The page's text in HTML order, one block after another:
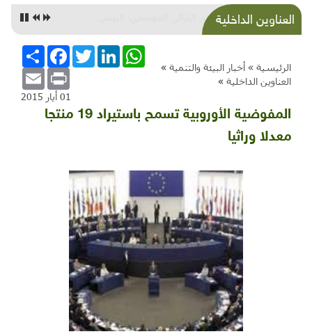
العناوين الداخليةالطعام التراثي الموسمي: البيض
الرئيسية » أخبار البيئة والتنمية »
العناوين الداخلية »
انشر
FacebookTwitterLinkedInWhatsApp
Email Print
01 أيار 2015
المفوضية الأوروبية تسمح باستيراد 19 منتجا
معدلا وراثيا